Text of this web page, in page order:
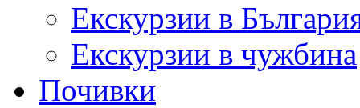
Екскурзии в
Екскурзии в чужбина
Почивки